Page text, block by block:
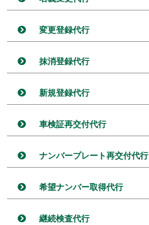
変更登録代行
抹消登録代行
新規登録代行
車検証再交付代行
ナンバープレート再交付代行
希望ナンバー取得代行
継続検査代行